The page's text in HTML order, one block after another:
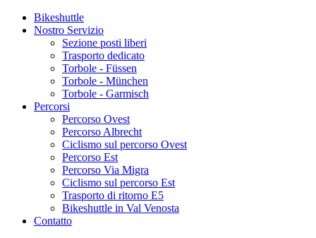
Bikeshuttle
Nostro Servizio
Sezione posti liberi
Trasporto dedicato
Torbole - Füssen
Torbole - München
Torbole - Garmisch
Percorsi
Percorso Ovest
Percorso Albrecht
Ciclismo sul percorso Ovest
Percorso Est
Percorso Via Migra
Ciclismo sul percorso Est
Trasporto di ritorno E5
Bikeshuttle in Val Venosta
Contatto